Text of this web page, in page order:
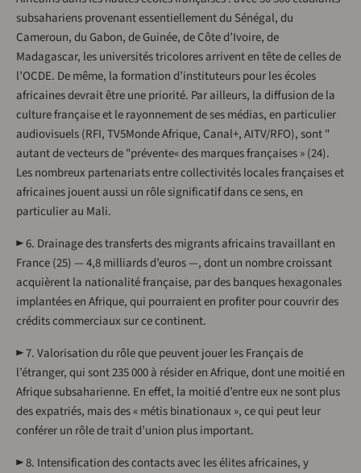
subsahariens provenant essentiellement du Sénégal, du
Cameroun, du Gabon, de Guinée, de Côte d’Ivoire, de
Madagascar, les universités tricolores arrivent en tête de celles de
l’OCDE. De même, la formation d’instituteurs pour les écoles
africaines devrait être une priorité. Par ailleurs, la diffusion de la
culture française et le rayonnement de ses médias, en particulier
audiovisuels (RFI, TV5Monde Afrique, Canal+, AITV/RFO), sont "
autant de vecteurs de "prévente« des marques françaises » (24).
Les nombreux partenariats entre collectivités locales françaises et
africaines jouent aussi un rôle significatif dans ce sens, en
particulier au Mali.
► 6. Drainage des transferts des migrants africains travaillant en
France (25) — 4,8 milliards d’euros —, dont un nombre croissant
acquièrent la nationalité française, par des banques hexagonales
implantées en Afrique, qui pourraient en profiter pour couvrir des
crédits commerciaux sur ce continent.
► 7. Valorisation du rôle que peuvent jouer les Français de
l’étranger, qui sont 235 000 à résider en Afrique, dont une moitié en
Afrique subsaharienne. En effet, la moitié d’entre eux ne sont plus
des expatriés, mais des « métis binationaux », ce qui peut leur
conférer un rôle de trait d’union plus important.
► 8. Intensification des contacts avec les élites africaines, y